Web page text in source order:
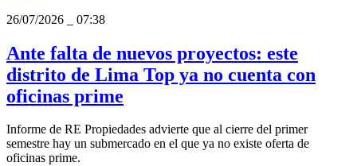
26/07/2026
07:38
Ante falta de nuevos proyectos: este
distrito de Lima Top ya no cuenta con
oficinas prime
Informe de RE Propiedades advierte que al cierre del primer
semestre hay un submercado en el que ya no existe oferta de
oficinas prime.